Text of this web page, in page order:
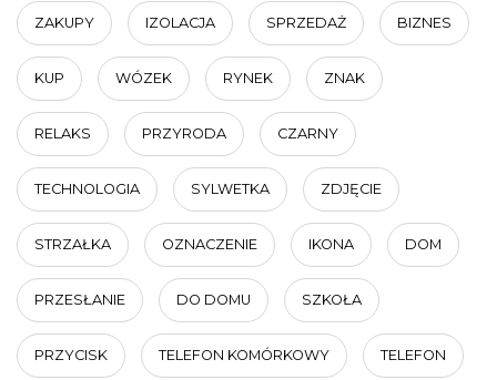
ZAKUPY IZOLACJA SPRZEDAŻ BIZNES
KUP WÓZEK RYNEK ZNAK
RELAKS PRZYRODA CZARNY
TECHNOLOGIA SYLWETKA ZDJĘCIE
STRZAŁKA OZNACZENIE IKONA DOM
PRZESŁANIE DO DOMU SZKOŁA
PRZYCISK TELEFON KOMÓRKOWY TELEFON